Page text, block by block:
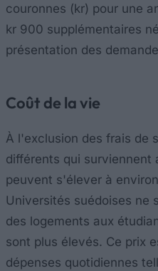
couronnes (kr) pour une
kr 900 supplémentaires
présentation des
Coût de la vie
À l'exclusion des frais de
différents qui surviennent
peuvent s'élever à
Universités suédoises ne
des logements aux
sont plus élevés. Ce prix
dépenses quotidiennes